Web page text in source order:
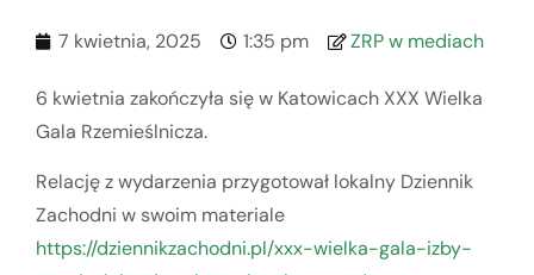
7 kwietnia, 2025 1:35 pm ZRP w mediach
6 kwietnia zakończyła się w Katowicach XXX Wielka
Gala Rzemieślnicza.
Relację z wydarzenia przygotował lokalny Dziennik
Zachodni w swoim materiale
https://dziennikzachodni.pl/xxx-wielka-gala-izby-